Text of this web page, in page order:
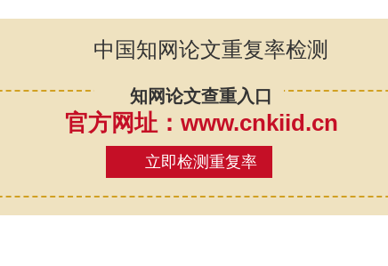
中国知网论文重复率检测
知网论文查重入口
官方网址：www.cnkiid.cn
立即检测重复率